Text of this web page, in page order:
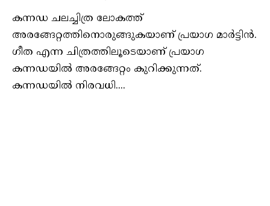
കന്നഡ ചലച്ചിത്ര ലോകത്ത്
അരങ്ങേറ്റത്തിനൊരുങ്ങുകയാണ് പ്രയാഗ മാര്‍ട്ടിന്‍.
ഗീത എന്ന ചിത്രത്തിലൂടെയാണ് പ്രയാഗ
കന്നഡയില്‍ അരങ്ങേറ്റം കുറിക്കുന്നത്.
കന്നഡയില്‍ നിരവധി....